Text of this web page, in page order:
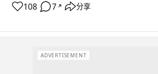
108 7 ↗ 分享
ADVERTISEMENT